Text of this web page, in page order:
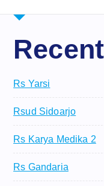
Rs Yarsi
Rsud Sidoarjo
Rs Karya Medika 2
Rs Gandaria